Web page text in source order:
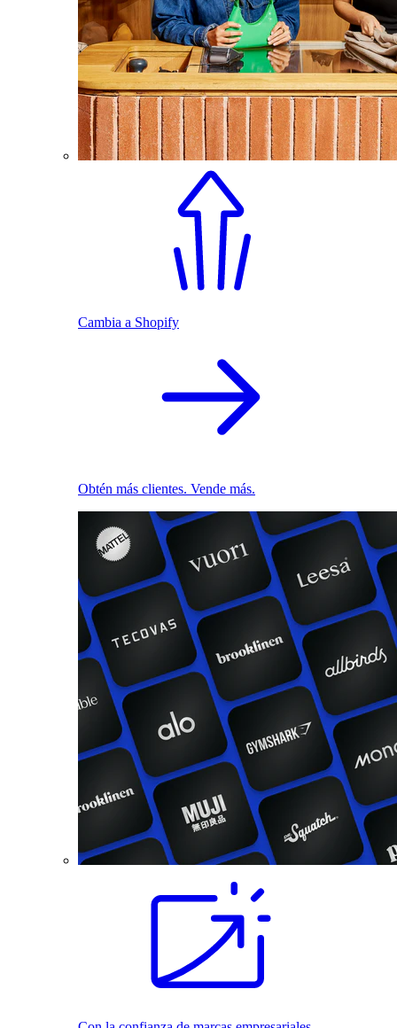
Cambia a Shopify
Obtén más clientes. Vende más.